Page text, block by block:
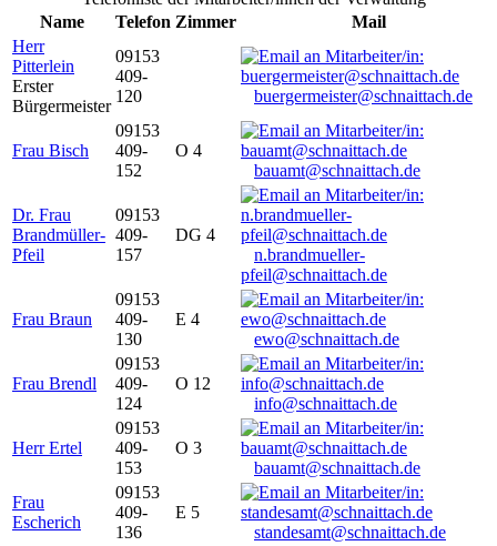
Name
Telefon Zimmer
Mail
Herr
Pitterlein
Erster
Bürgermeister
09153
409-
120
buergermeister@schnaittach.de
Frau Bisch
09153
409-
152
O 4
bauamt@schnaittach.de
Dr. Frau
Brandmüller-
Pfeil
09153
409-
157
DG 4
n.brandmueller-
pfeil@schnaittach.de
Frau Braun
09153
409-
130
E 4
ewo@schnaittach.de
Frau Brendl
09153
409-
124
O 12
info@schnaittach.de
Herr Ertel
09153
409-
153
O 3
bauamt@schnaittach.de
Frau
Escherich
09153
409-
136
E 5
standesamt@schnaittach.de